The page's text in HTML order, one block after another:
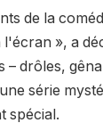
de la
», a
– drôles,
série
spécial.